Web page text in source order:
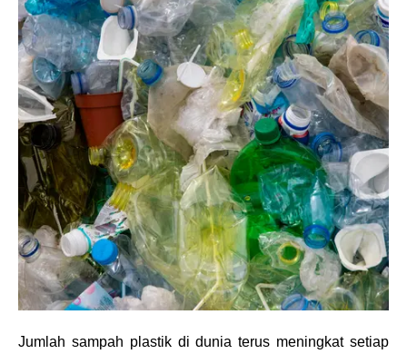
Jumlah sampah plastik di dunia terus meningkat setiap